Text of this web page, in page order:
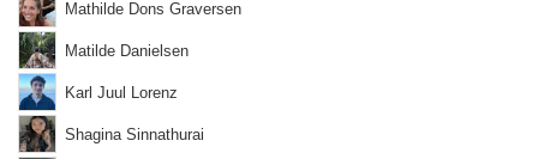
Mathilde Dons Graversen
Matilde Danielsen
Karl Juul Lorenz
Shagina Sinnathurai